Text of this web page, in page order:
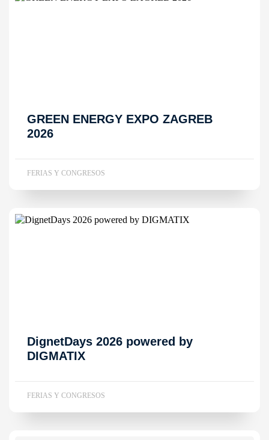
GREEN ENERGY EXPO ZAGREB
2026
FERIAS Y CONGRESOS
DignetDays 2026 powered by
DIGMATIX
FERIAS Y CONGRESOS